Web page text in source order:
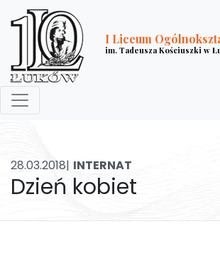
I Liceum
im. Tadeusza Kościuszki w
28.03.2018| INTERNAT
Dzień kobiet